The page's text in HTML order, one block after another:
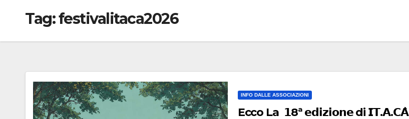
Tag:festivalitaca2026
INFO DALLE ASSOCIAZIONI
Ecco La 𝟭8ª 𝗲𝗱𝗶𝘇𝗶𝗼𝗻𝗲 di 𝗜𝗧.𝗔.𝗖𝗔̀